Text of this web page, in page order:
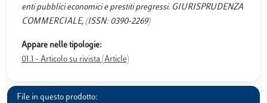
enti pubblici economici e prestiti pregressi. GIURISPRUDENZA
COMMERCIALE, (ISSN: 0390-2269)
Appare nelle tipologie:
01.1 - Articolo su rivista (Article)
File in questo prodotto: